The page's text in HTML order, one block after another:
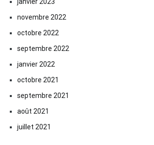
janvier 2023
novembre 2022
octobre 2022
septembre 2022
janvier 2022
octobre 2021
septembre 2021
août 2021
juillet 2021